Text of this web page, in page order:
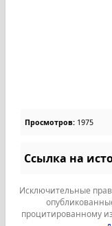
Просмотров: 1975
Ссылка на
Исключительные
процитированному